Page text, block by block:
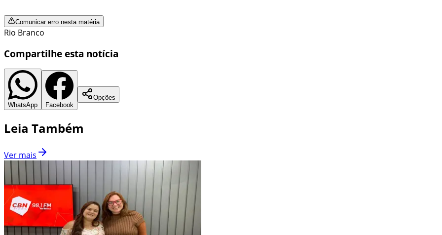
Comunicar erro nesta matéria
Rio Branco
Compartilhe esta notícia
WhatsApp Facebook
Opções
Leia Também
Ver mais